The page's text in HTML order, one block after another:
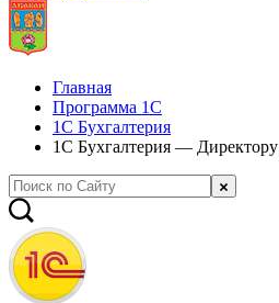
Главная
Программа 1С
1С Бухгалтерия
1С Бухгалтерия — Директору